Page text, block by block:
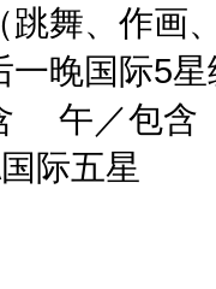
跳舞、作画
一晚国际5
午／包
际五星